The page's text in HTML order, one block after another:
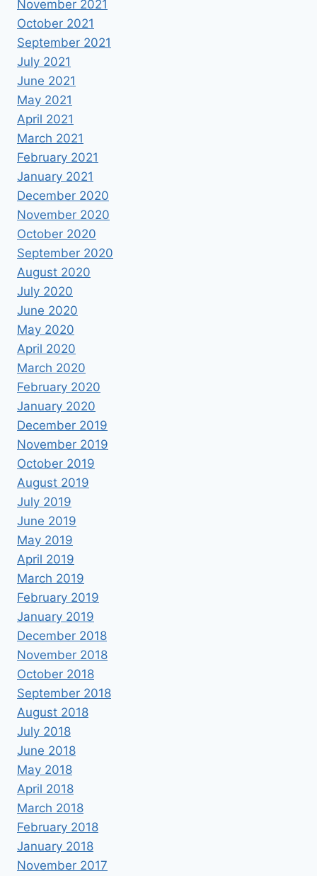
November 2021
October 2021
September 2021
July 2021
June 2021
May 2021
April 2021
March 2021
February 2021
January 2021
December 2020
November 2020
October 2020
September 2020
August 2020
July 2020
June 2020
May 2020
April 2020
March 2020
February 2020
January 2020
December 2019
November 2019
October 2019
August 2019
July 2019
June 2019
May 2019
April 2019
March 2019
February 2019
January 2019
December 2018
November 2018
October 2018
September 2018
August 2018
July 2018
June 2018
May 2018
April 2018
March 2018
February 2018
January 2018
November 2017